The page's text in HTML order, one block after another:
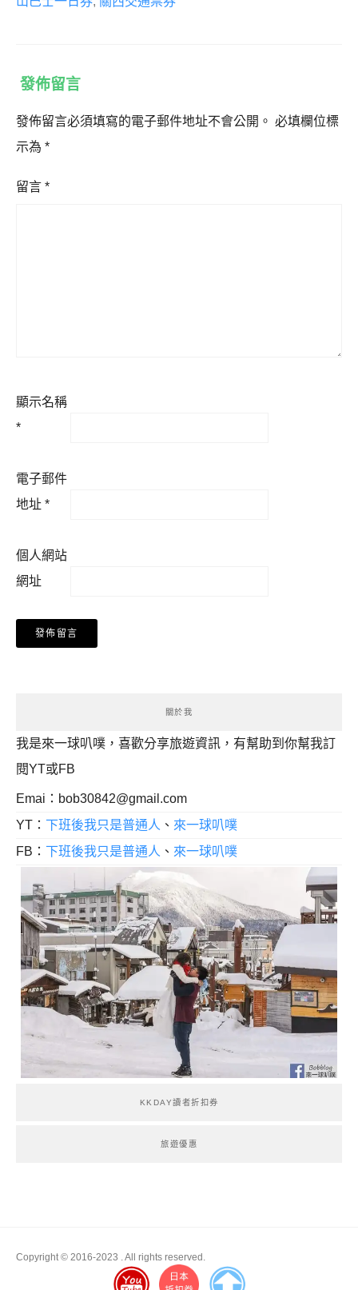
發佈留言
發佈留言必須填寫的電子郵件地址不會公開。 必填欄位標
示為 *
留言 *
顯示名稱
*
電子郵件
地址 *
個人網站
網址
關於我
我是來一球叭噗，喜歡分享旅遊資訊，有幫助到你幫我訂
閱YT或FB
Emai： bob30842@gmail.com
YT： 下班後我只是普通人 、 來一球叭噗
FB： 下班後我只是普通人 、 來一球叭噗
KKDAY讀者折扣券
旅遊優惠
Copyright © 2016-2023 . All rights reserved.